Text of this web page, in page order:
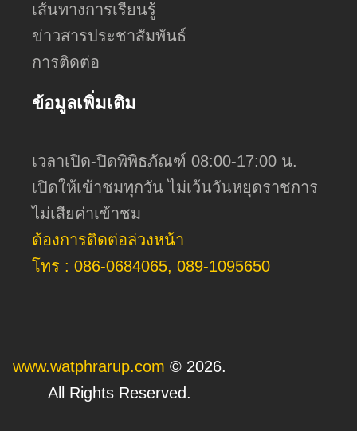
เส้นทางการเรียนรู้
ข่าวสารประชาสัมพันธ์
การติดต่อ
ข้อมูลเพิ่มเติม
เวลาเปิด-ปิดพิพิธภัณฑ์ 08:00-17:00 น.
เปิดให้เข้าชมทุกวัน ไม่เว้นวันหยุดราชการ
ไม่เสียค่าเข้าชม
ต้องการติดต่อล่วงหน้า
โทร : 086-0684065, 089-1095650
www.watphrarup.com © 2026.
All Rights Reserved.